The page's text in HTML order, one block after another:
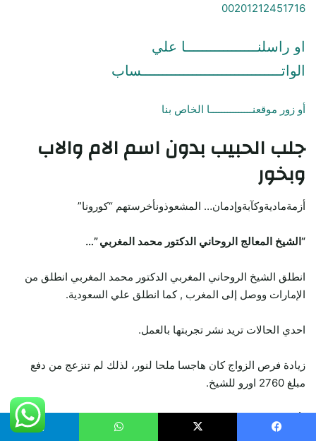
00201212451716
او راسلنـــــــــــــــــا علي
الواتـــــــــــــــــــــــــــــــــساب
أو زور موقعنـــــــــــــــا الخاص بنا
جلب الحبيب بدون اسم الام والاب
وبخور
أزمةماديةوكآبةوإدمان… المشعوذونأخرستهم “كورونا”
“الشيخ المعالج الروحاني الدكتور محمد المغربي ”…
انطلق الشيخ الروحاني المغربي الدكتور محمد المغربي انطلق من
الإمارات ووصل إلى المغرب , كما انطلق علي السعودية.
احدي الحالات تريد نشر تجربتها بالعمل.
زيادة فرص الزواج كان هاجسا ملحا لنور، لذلك لم تنزعج من دفع
مبلغ 2760 اورو للشيخ.
لأنها على حد قولها بالدارجة المغربية “الفلوس كتمشي وتجي” (المال
يأتي ويذهب).